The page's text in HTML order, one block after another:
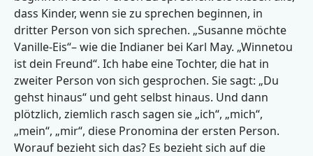
dass Kinder, wenn sie zu sprechen beginnen, in
dritter Person von sich sprechen. „Susanne möchte
Vanille-Eis“– wie die Indianer bei Karl May. „Winnetou
ist dein Freund“. Ich habe eine Tochter, die hat in
zweiter Person von sich gesprochen. Sie sagt: „Du
gehst hinaus“ und geht selbst hinaus. Und dann
plötzlich, ziemlich rasch sagen sie „ich“, „mich“,
„mein“, „mir“, diese Pronomina der ersten Person.
Worauf bezieht sich das? Es bezieht sich auf die